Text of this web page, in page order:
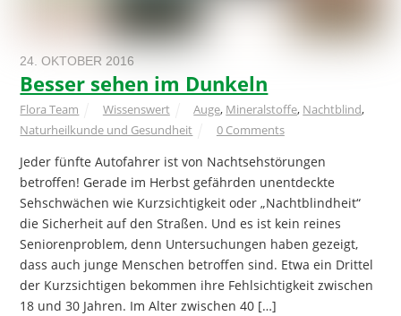
24. OKTOBER 2016
Besser sehen im Dunkeln
Flora Team Wissenswert Auge, Mineralstoffe, Nachtblind,
Naturheilkunde und Gesundheit
0 Comments
Jeder fünfte Autofahrer ist von Nachtsehstörungen
betroffen! Gerade im Herbst gefährden unentdeckte
Sehschwächen wie Kurzsichtigkeit oder „Nachtblindheit“
die Sicherheit auf den Straßen. Und es ist kein reines
Seniorenproblem, denn Untersuchungen haben gezeigt,
dass auch junge Menschen betroffen sind. Etwa ein Drittel
der Kurzsichtigen bekommen ihre Fehlsichtigkeit zwischen
18 und 30 Jahren. Im Alter zwischen 40 […]